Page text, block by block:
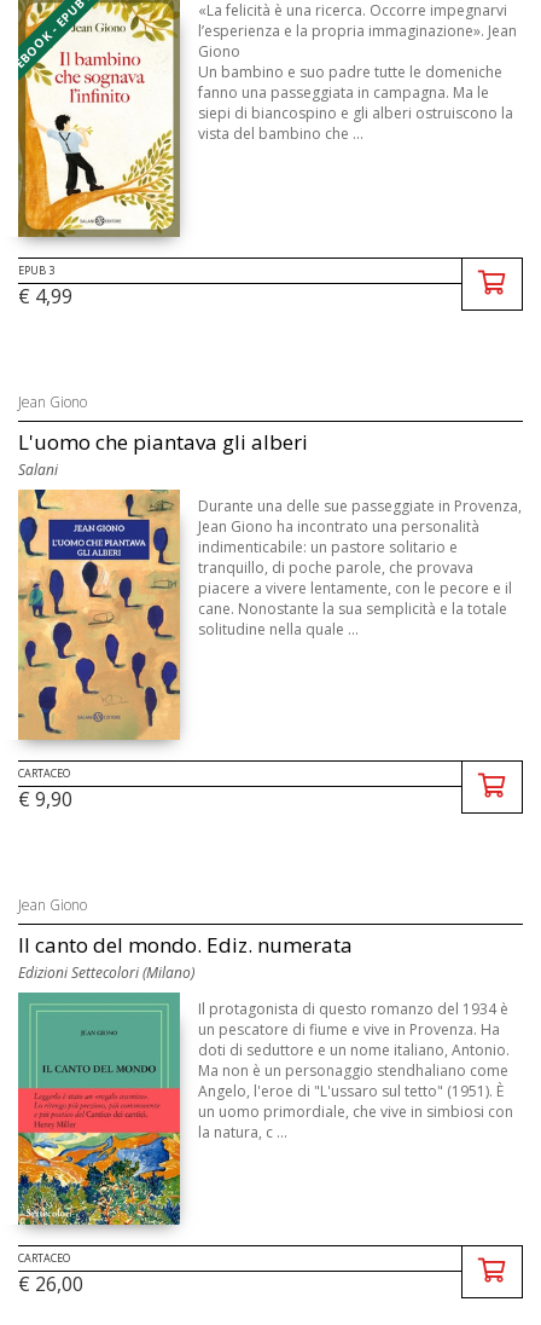
EBOOK - EPUB 3
«La felicità è una ricerca. Occorre impegnarvi
l’esperienza e la propria immaginazione». Jean
Giono
Un bambino e suo padre tutte le domeniche
fanno una passeggiata in campagna. Ma le
siepi di biancospino e gli alberi ostruiscono la
vista del bambino che ...
EPUB 3
€ 4,99
Jean Giono
L'uomo che piantava gli alberi
Salani
Durante una delle sue passeggiate in Provenza,
Jean Giono ha incontrato una personalità
indimenticabile: un pastore solitario e
tranquillo, di poche parole, che provava
piacere a vivere lentamente, con le pecore e il
cane. Nonostante la sua semplicità e la totale
solitudine nella quale ...
CARTACEO
€ 9,90
Jean Giono
Il canto del mondo. Ediz. numerata
Edizioni Settecolori (Milano)
Il protagonista di questo romanzo del 1934 è
un pescatore di fiume e vive in Provenza. Ha
doti di seduttore e un nome italiano, Antonio.
Ma non è un personaggio stendhaliano come
Angelo, l'eroe di "L'ussaro sul tetto" (1951). È
un uomo primordiale, che vive in simbiosi con
la natura, c ...
CARTACEO
€ 26,00